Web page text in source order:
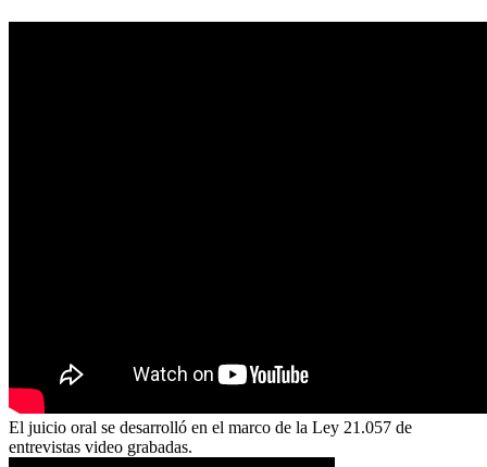
El juicio oral se desarrolló en el marco de la Ley 21.057 de
entrevistas video grabadas.